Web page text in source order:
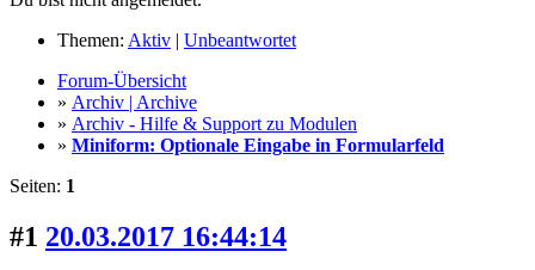
Themen: Aktiv | Unbeantwortet
Forum-Übersicht
» Archiv | Archive
» Archiv - Hilfe & Support zu Modulen
» Miniform: Optionale Eingabe in Formularfeld
Seiten: 1
#1 20.03.2017 16:44:14